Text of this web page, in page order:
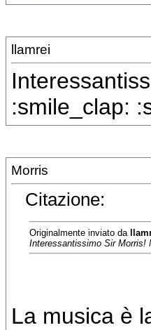
llamrei
:smile_clap:
Morris
Citazione:
Originalmente inviato da
Interessantissimo Sir Morris!
La musica è